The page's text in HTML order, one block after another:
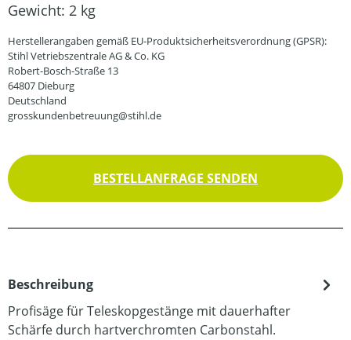
Gewicht: 2 kg
Herstellerangaben gemäß EU-Produktsicherheitsverordnung (GPSR):
Stihl Vetriebszentrale AG & Co. KG
Robert-Bosch-Straße 13
64807 Dieburg
Deutschland
grosskundenbetreuung@stihl.de
BESTELLANFRAGE SENDEN
Beschreibung
Profisäge für Teleskopgestänge mit dauerhafter
Schärfe durch hartverchromten Carbonstahl.